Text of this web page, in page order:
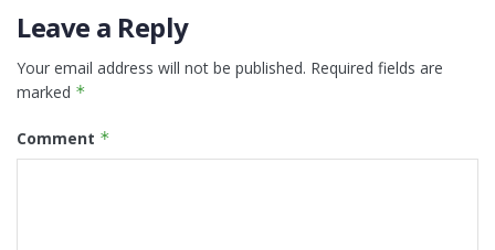
Leave a Reply
Your email address will not be published. Required fields are
marked *
Comment *